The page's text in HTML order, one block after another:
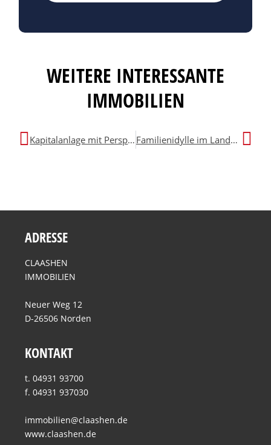
WEITERE INTERESSANTE
IMMOBILIEN
Kapitalanlage mit Perspektive in ruhiger Wohnlage Familienidylle im Landhausstil
ADRESSE
CLAASHEN
IMMOBILIEN
Neuer Weg 12
D-26506 Norden
KONTAKT
t. 04931 93700
f. 04931 937030
immobilien@claashen.de
www.claashen.de